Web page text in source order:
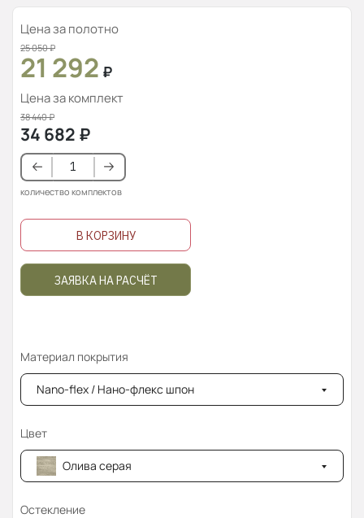
Цена за полотно
25 050₽
21 292 ₽
Цена за комплект
38 440₽
34 682 ₽
количество комплектов
В КОРЗИНУ
ЗАЯВКА НА РАСЧЁТ
Материал покрытия
Nano-flex / Нано-флекс шпон
Цвет
Олива серая
Остекление